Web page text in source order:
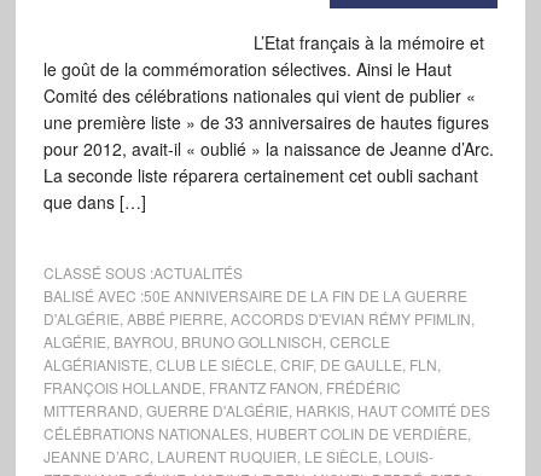
L’Etat français à la mémoire et
le goût de la commémoration sélectives. Ainsi le Haut
Comité des célébrations nationales qui vient de publier «
une première liste » de 33 anniversaires de hautes figures
pour 2012, avait-il « oublié » la naissance de Jeanne d’Arc.
La seconde liste réparera certainement cet oubli sachant
que dans […]
CLASSÉ SOUS :ACTUALITÉS
BALISÉ AVEC :50E ANNIVERSAIRE DE LA FIN DE LA GUERRE
D'ALGÉRIE ABBÉ PIERRE ACCORDS D'EVIAN RÉMY PFIMLIN
ALGÉRIE BAYROU BRUNO GOLLNISCH CERCLE
ALGÉRIANISTE CLUB LE SIÈCLE CRIF, DE GAULLE FLN
FRANÇOIS HOLLANDE FRANTZ FANON FRÉDÉRIC
MITTERRAND GUERRE D'ALGÉRIE HARKIS, HAUT COMITÉ DES
CÉLÉBRATIONS NATIONALES, HUBERT COLIN DE VERDIÈRE
JEANNE D’ARC LAURENT RUQUIER LE SIÈCLE LOUIS-